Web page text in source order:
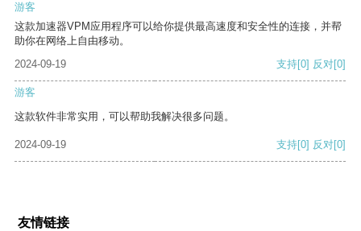
游客
这款加速器VPM应用程序可以给你提供最高速度和安全性的连接，并帮
助你在网络上自由移动。
2024-09-19
支持[0] 反对[0]
游客
这款软件非常实用，可以帮助我解决很多问题。
2024-09-19 支持[0] 反对[0]
友情链接